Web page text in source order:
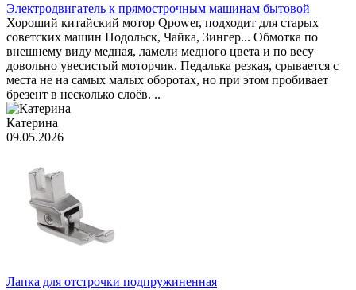
Электродвигатель к прямострочным машинам бытовой
Хороший китайский мотор Qpower, подходит для старых
советских машин Подольск, Чайка, Зингер... Обмотка по
внешнему виду медная, ламели медного цвета и по весу
довольно увесистый моторчик. Педалька резкая, срывается с
места не на самых малых оборотах, но при этом пробивает
брезент в несколько слоёв. ..
Катерина
09.05.2026
Лапка для отстрочки подпружиненная